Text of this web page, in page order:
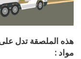
هذه الملصقة تدل
مواد :